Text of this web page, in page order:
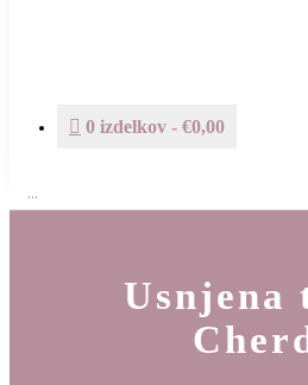
0 izdelkov €0,00
Usnjena